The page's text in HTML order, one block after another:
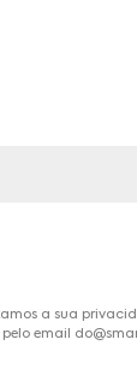
a sua
email